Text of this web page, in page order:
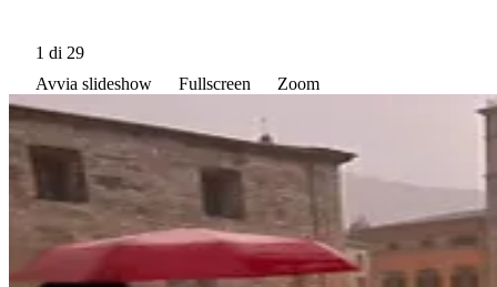
1 di 29
Avvia slideshow
Fullscreen Zoom